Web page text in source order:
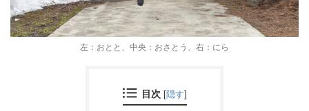
左：おとと、中央：おさとう、右：にら
目次 [隠す]